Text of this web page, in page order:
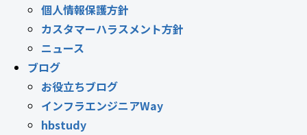
個人情報保護方針
カスタマーハラスメント方針
ニュース
ブログ
お役立ちブログ
インフラエンジニアWay
hbstudy